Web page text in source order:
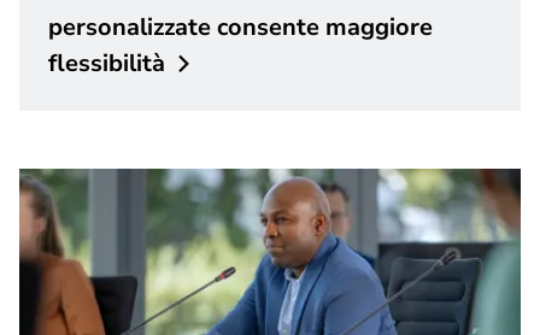
personalizzate consente maggiore
flessibilità